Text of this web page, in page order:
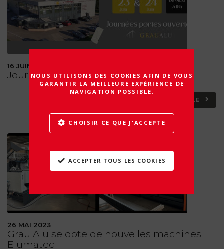
16 JUIN 2023
Journées Portes Ouvertes – Grau Alu
LIRE CET ARTICLE
26 MAI 2023
Grau Alu se dote de nouvelles machines
Elumatec
NOUS UTILISONS DES COOKIES AFIN DE VOUS
GARANTIR LA MEILLEURE EXPÉRIENCE DE
NAVIGATION POSSIBLE.
CHOISIR CE QUE J'ACCEPTE
ACCEPTER TOUS LES COOKIES